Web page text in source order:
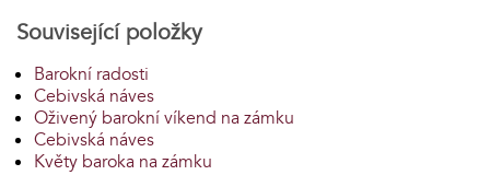
Související položky
Barokní radosti
Cebivská náves
Oživený barokní víkend na zámku
Cebivská náves
Květy baroka na zámku